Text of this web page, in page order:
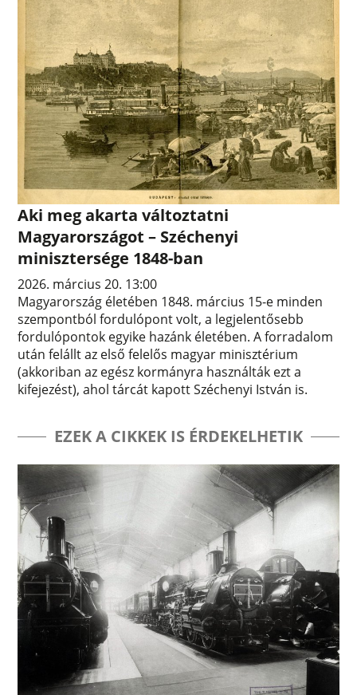
Aki meg akarta változtatni
Magyarországot – Széchenyi
minisztersége 1848-ban
2026. március 20. 13:00
Magyarország életében 1848. március 15-e minden
szempontból fordulópont volt, a legjelentősebb
fordulópontok egyike hazánk életében. A forradalom
után felállt az első felelős magyar minisztérium
(akkoriban az egész kormányra használták ezt a
kifejezést), ahol tárcát kapott Széchenyi István is.
EZEK A CIKKEK IS ÉRDEKELHETIK